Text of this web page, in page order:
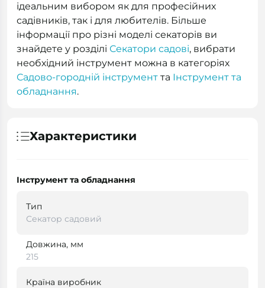
ідеальним вибором як для професійних
садівників, так і для любителів. Більше
інформації про різні моделі секаторів ви
знайдете у розділі Секатори садові, вибрати
необхідний інструмент можна в категоріях
Садово-городній інструмент та Інструмент та
обладнання.
Характеристики
Інструмент та обладнання
Тип
Секатор садовий
Довжина, мм
215
Країна виробник